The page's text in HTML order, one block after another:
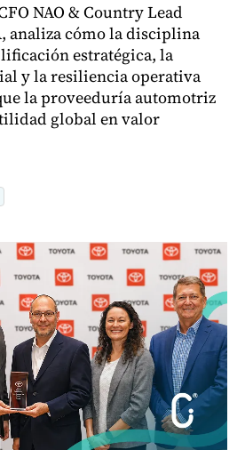
NAO & Country Lead
analiza cómo la disciplina
estratégica, la
y la resiliencia operativa
la proveeduría automotriz
global en valor